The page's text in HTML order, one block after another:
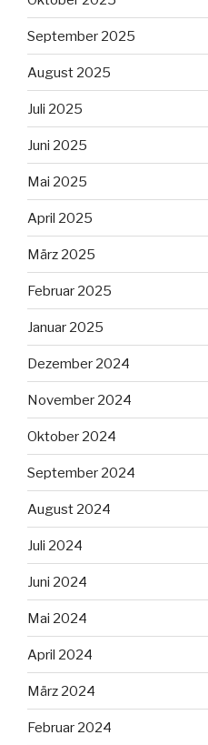
September 2025
August 2025
Juli 2025
Juni 2025
Mai 2025
April 2025
März 2025
Februar 2025
Januar 2025
Dezember 2024
November 2024
Oktober 2024
September 2024
August 2024
Juli 2024
Juni 2024
Mai 2024
April 2024
März 2024
Februar 2024